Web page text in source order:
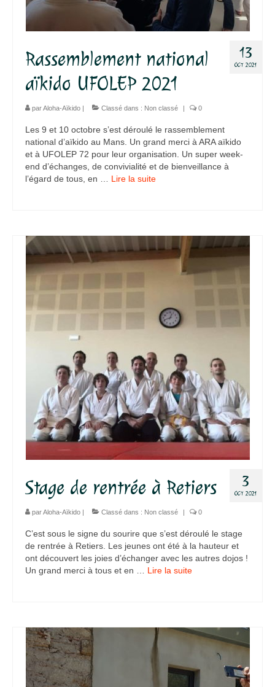
13
OCT 2021
Rassemblement national
aïkido UFOLEP 2021
parAloha-Aïkido | Classé dans : Non classé | 0
Les 9 et 10 octobre s’est déroulé le rassemblement
national d’aïkido au Mans. Un grand merci à ARA aïkido
et à UFOLEP 72 pour leur organisation. Un super week-
end d’échanges, de convivialité et de bienveillance à
l’égard de tous, en … Lire la suite­­
3
OCT 2021
Stage de rentrée à Retiers
parAloha-Aïkido | Classé dans : Non classé | 0
C’est sous le signe du sourire que s’est déroulé le stage
de rentrée à Retiers. Les jeunes ont été à la hauteur et
ont découvert les joies d’échanger avec les autres dojos !
Un grand merci à tous et en … Lire la suite­­